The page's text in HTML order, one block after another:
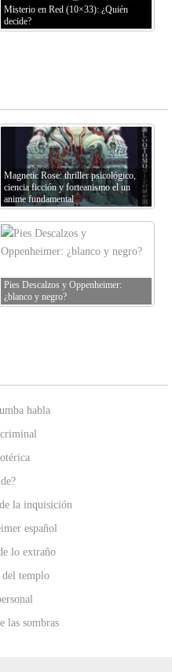
Misterio en Red (10×33): ¿Quién
decide?
Magnetic Rose: thriller psicológico,
ciencia ficción y forteanismo el un
anime fundamental
Pies Descalzos y Oppenheimer:
¿blanco y negro?
habla
la inquisición
español
lo extraño
templo
las sombras